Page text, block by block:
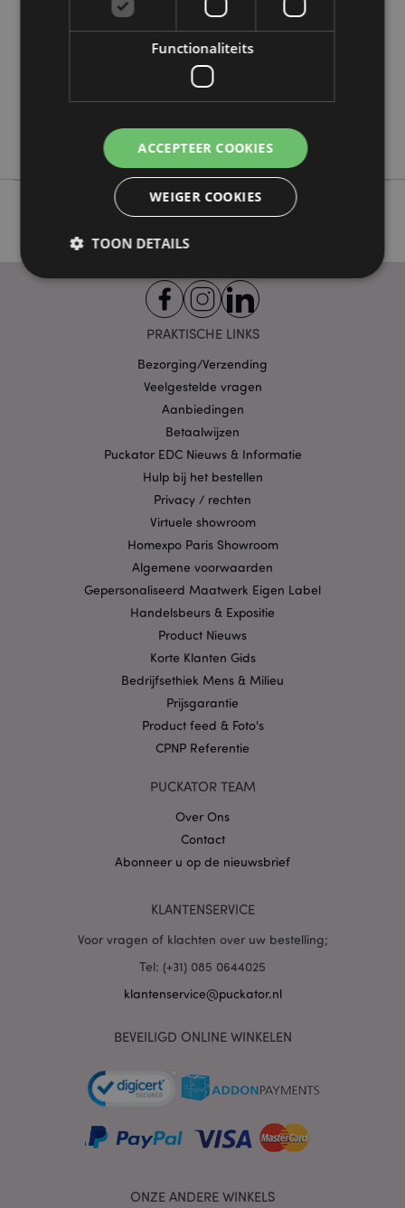
0.043000
Stamford
PRAKTISCHE LINKS
Bezorging/Verzending
Veelgestelde vragen
Aanbiedingen
Betaalwijzen
Puckator EDC Nieuws & Informatie
Hulp bij het bestellen
Privacy / rechten
Virtuele showroom
Homexpo Paris Showroom
Algemene voorwaarden
Gepersonaliseerd Maatwerk Eigen Label
Handelsbeurs & Expositie
Product Nieuws
Korte Klanten Gids
Bedrijfsethiek Mens & Milieu
Prijsgarantie
Product feed & Foto's
CPNP Referentie
PUCKATOR TEAM
Over Ons
Contact
Abonneer u op de nieuwsbrief
KLANTENSERVICE
Voor vragen of klachten over uw bestelling;
Tel: (+31) 085 0644025
klantenservice@puckator.nl
BEVEILIGD ONLINE WINKELEN
ONZE ANDERE WINKELS
Functionaliteits
ACCEPTEER COOKIES
WEIGER COOKIES
TOON DETAILS
Strikt noodzakelijke Prestatie
Functionaliteits
Strikt noodzakelijke cookies maken
kernfunctionaliteit van de website mogelijk, zoals
gebruikersaanmelding en accountbeheer. Zonder
strikt noodzakelijke cookies kan de website niet
goed gebruikt worden.
Provider
CookieScriptConsent
mage-cache-storage
PHPSESSID
PHP.net
mage-cache-sessid
Adobe Inc.
Privacybeleid van